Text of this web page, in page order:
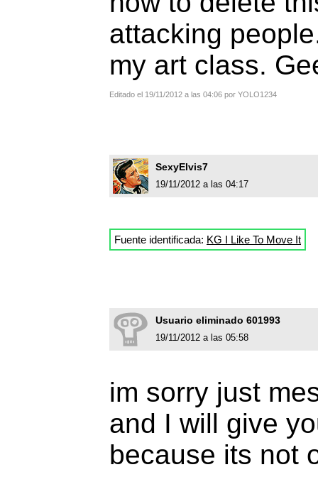
attacking
my art class.
Editado el 19/11/2012 a las 04:06 por YOLO1234
SexyElvis7
19/11/2012 a las 04:17
Fuente identificada: KG I Like To Move It
Usuario eliminado 601993
19/11/2012 a las 05:58
im sorry just
and I will give
because its not